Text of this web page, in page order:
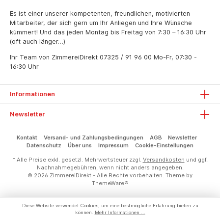
Es ist einer unserer kompetenten, freundlichen, motivierten
Mitarbeiter, der sich gern um Ihr Anliegen und Ihre Wünsche
kümmert! Und das jeden Montag bis Freitag von 7:30 – 16:30 Uhr
(oft auch länger…)
Ihr Team von ZimmereiDirekt 07325 / 91 96 00 Mo-Fr, 07:30 -
16:30 Uhr
Informationen
Newsletter
Kontakt Versand- und Zahlungsbedingungen AGB
Newsletter
Datenschutz
Über uns Impressum Cookie-Einstellungen
* Alle Preise exkl. gesetzl. Mehrwertsteuer zzgl. Versandkosten und ggf.
Nachnahmegebühren, wenn nicht anders angegeben.
© 2026 ZimmereiDirekt - Alle Rechte vorbehalten. Theme by
ThemeWare®
Diese Website verwendet Cookies, um eine bestmögliche Erfahrung bieten zu
können.
Mehr Informationen ...